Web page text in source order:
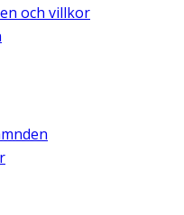
och villkor